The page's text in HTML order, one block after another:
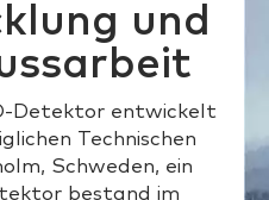
und
Detektor entwickelt
Technischen
Schweden, ein
bestand im